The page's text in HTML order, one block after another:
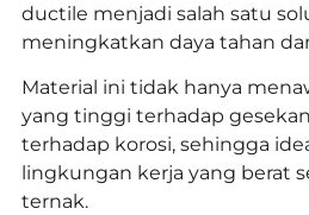
ductile menjadi salah satu
meningkatkan daya tahan
Material ini tidak hanya
yang tinggi terhadap
terhadap korosi, sehingga
lingkungan kerja yang berat
ternak.